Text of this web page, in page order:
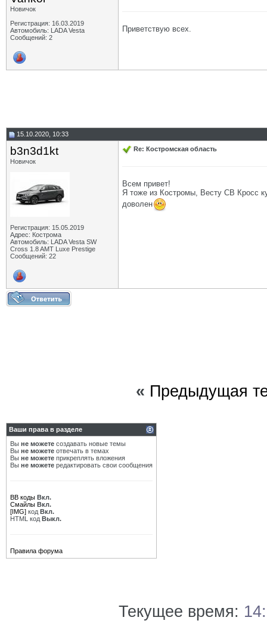
Новичок
Регистрация: 16.03.2019
Автомобиль: LADA Vesta
Сообщений: 2
Приветствую всех.
15.10.2020, 10:33
b3n3d1kt
Новичок
Регистрация: 15.05.2019
Адрес: Кострома
Автомобиль: LADA Vesta SW
Cross 1.8 AMT Luxe Prestige
Сообщений: 22
Re: Костромская область
Всем привет!
Я тоже из Костромы, Весту СВ Кросс
доволен
« Предыдущая
Ваши права в разделе
Вы не можете создавать новые темы
Вы не можете отвечать в темах
Вы не можете прикреплять вложения
Вы не можете редактировать свои сообщения
BB коды Вкл.
Смайлы Вкл.
[IMG] код Вкл.
HTML код Выкл.
Правила форума
Текущее время: